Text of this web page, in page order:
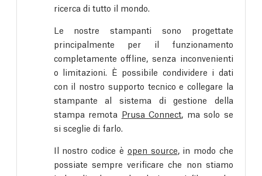
ricerca di tutto il mondo.
Le nostre stampanti sono progettate
principalmente per il funzionamento
completamente offline, senza inconvenienti
o limitazioni. È possibile condividere i dati
con il nostro supporto tecnico e collegare la
stampante al sistema di gestione della
stampa remota Prusa Connect , ma solo se
si sceglie di farlo.
Il nostro codice è open source , in modo che
possiate sempre verificare che non stiamo